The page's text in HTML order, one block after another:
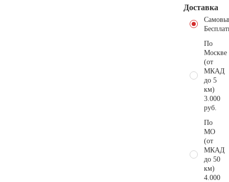
Доставка
По
Москве
(от
МКАД
до 5
км)
3.000
руб.
По
МО
(от
МКАД
до 50
км)
4.000